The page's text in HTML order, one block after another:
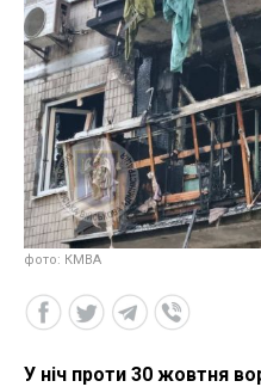
фото: КМВА
У ніч проти 30 жовтня